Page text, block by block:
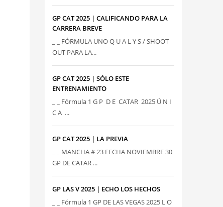
GP CAT 2025 | CALIFICANDO PARA LA
CARRERA BREVE
_ _ FÓRMULA UNO Q U A L Y S / SHOOT
OUT PARA LA...
GP CAT 2025 | SÓLO ESTE
ENTRENAMIENTO
_ _ Fórmula 1 G P D E CATAR 2025 Ú N I
C A ...
GP CAT 2025 | LA PREVIA
_ _ MANCHA # 23 FECHA NOVIEMBRE 30
GP DE CATAR ...
GP LAS V 2025 | ECHO LOS HECHOS
_ _ Fórmula 1 GP DE LAS VEGAS 2025 L O